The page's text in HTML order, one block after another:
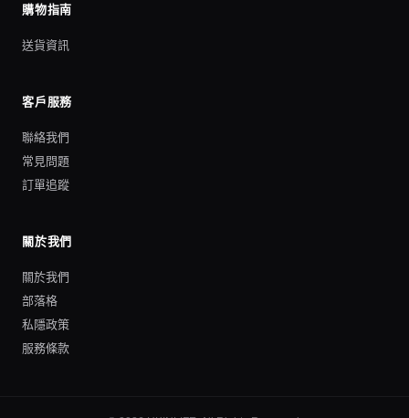
購物指南
送貨資訊
客戶服務
聯絡我們
常見問題
訂單追蹤
關於我們
關於我們
部落格
私隱政策
服務條款